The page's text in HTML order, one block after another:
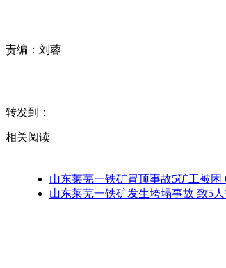
责编： 刘蓉
转发到：
相关阅读
山东莱芜一铁矿冒顶事故5矿工被困
山东莱芜一铁矿发生垮塌事故 致5人